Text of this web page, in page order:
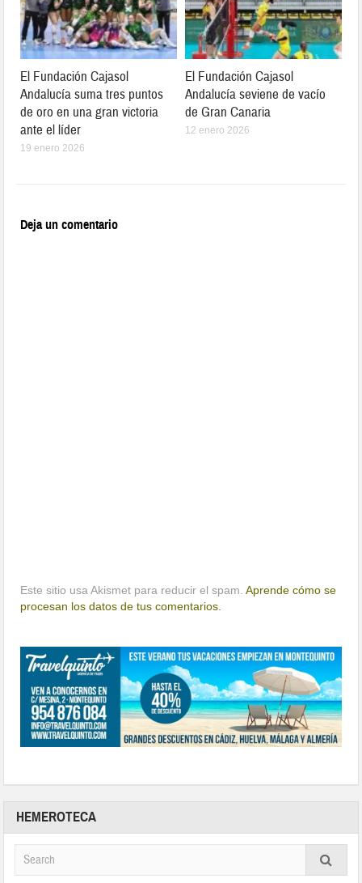
El Fundación Cajasol
Andalucía suma tres puntos
de oro en una gran victoria
ante el líder
19 enero 2026
El Fundación Cajasol
Andalucía seviene de vacío
de Gran Canaria
12 enero 2026
Deja un comentario
Este sitio usa Akismet para reducir el spam.Aprende cómo se
procesan los datos de tus comentarios.
HEMEROTECA